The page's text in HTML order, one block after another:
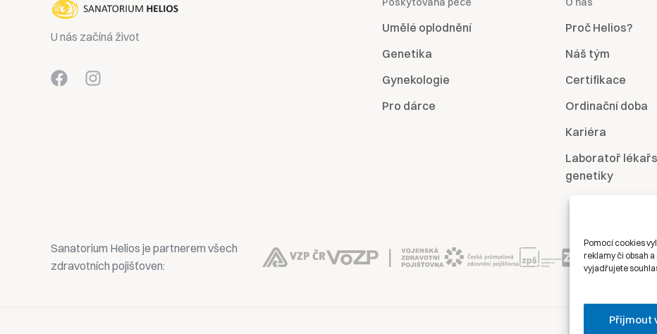
Pomocí cookies
reklamy či obsah
vyjadřujete
Přijmout
U nás začíná život
Umělé oplodnění
Genetika
Gynekologie
Pro dárce
Proč Helios?
Náš tým
Certifikace
Ordinační doba
Kariéra
Laboratoř
genetiky
Sanatorium Helios je partnerem všech
zdravotních pojišťoven: